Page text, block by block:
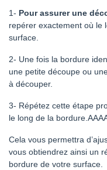
1- Pour assurer une
repérer exactement où le
surface.
2- Une fois la bordure
une petite découpe ou
à découper.
3- Répétez cette étape
le long de la
Cela vous permettra
vous obtiendrez ainsi un
bordure de votre surface.